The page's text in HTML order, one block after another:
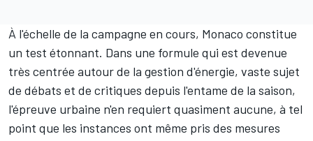
À l'échelle de la campagne en cours, Monaco constitue
un test étonnant. Dans une formule qui est devenue
très centrée autour de la gestion d'énergie, vaste sujet
de débats et de critiques depuis l'entame de la saison,
l'épreuve urbaine n'en requiert quasiment aucune, à tel
point que les instances ont même pris des mesures